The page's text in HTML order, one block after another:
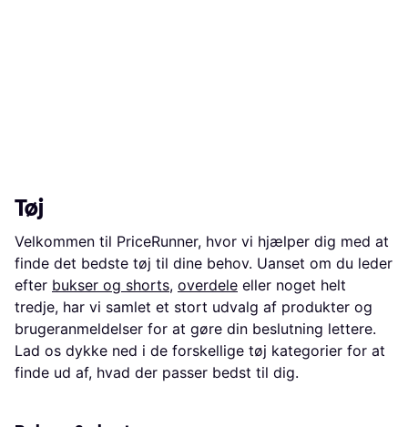
Tøj
Velkommen til PriceRunner, hvor vi hjælper dig med at
finde det bedste tøj til dine behov. Uanset om du leder
efter bukser og shorts, overdele eller noget helt
tredje, har vi samlet et stort udvalg af produkter og
brugeranmeldelser for at gøre din beslutning lettere.
Lad os dykke ned i de forskellige tøj kategorier for at
finde ud af, hvad der passer bedst til dig.